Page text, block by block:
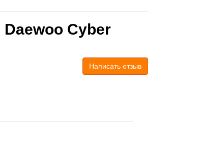
Cyber
Написать отзыв